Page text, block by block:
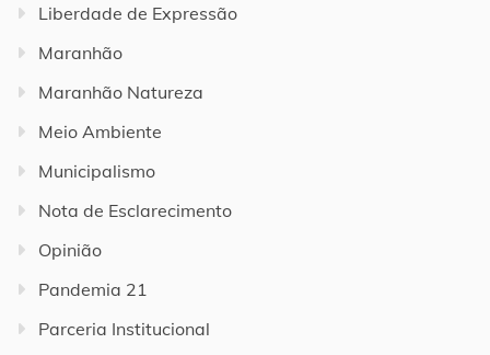
Liberdade de Expressão
Maranhão
Maranhão Natureza
Meio Ambiente
Municipalismo
Nota de Esclarecimento
Opinião
Pandemia 21
Parceria Institucional